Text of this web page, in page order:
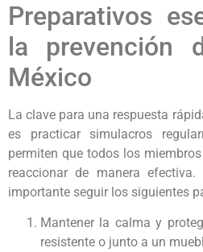
Preparativos
la prevención
México
La clave para una respuesta
es practicar simulacros
permiten que todos los
reaccionar de manera
importante seguir los siguientes
Mantener la calma y
resistente o junto a un